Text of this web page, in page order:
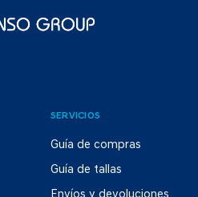
SERVICIOS
Guía de compras
Guía de tallas